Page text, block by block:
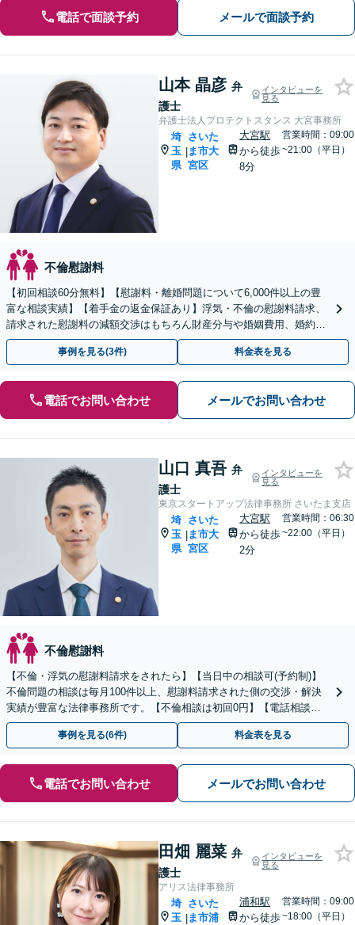
電話で面談予約 メールで面談予約
山本 晶彦 弁
護士
インタビューを
見る
弁護士法人プロテクトスタンス 大宮事務所
埼
玉
県
|
さいた
ま市大
宮区
大宮駅
から徒歩
8分
営業時間：09:00
~21:00（平日）
不倫慰謝料
【初回相談60分無料】【慰謝料・離婚問題について6,000件以上の豊
富な相談実績】【着手金の返金保証あり】浮気・不倫の慰謝料請求、
請求された慰謝料の減額交渉はもちろん財産分与や婚姻費用、婚約破
棄など様々な離婚・男女問題の解決実績が豊富です。
事例を見る(3件) 料金表を見る
電話でお問い合わせ メールでお問い合わせ
山口 真吾 弁
護士
インタビューを
見る
東京スタートアップ法律事務所 さいたま支店
埼
玉
県
|
さいた
ま市大
宮区
大宮駅
から徒歩
2分
営業時間：06:30
~22:00（平日）
不倫慰謝料
【不倫・浮気の慰謝料請求をされたら】【当日中の相談可(予約制)】
不倫問題の相談は毎月100件以上、慰謝料請求された側の交渉・解決
実績が豊富な法律事務所です。【不倫相談は初回0円】【電話相談で
ご契約まで対応可/来所不要】
事例を見る(6件) 料金表を見る
電話でお問い合わせ メールでお問い合わせ
田畑 麗菜 弁
護士
インタビューを
見る
アリス法律事務所
埼
玉 |
さいた
ま市浦
浦和駅
から徒歩
営業時間：09:00
~18:00（平日）